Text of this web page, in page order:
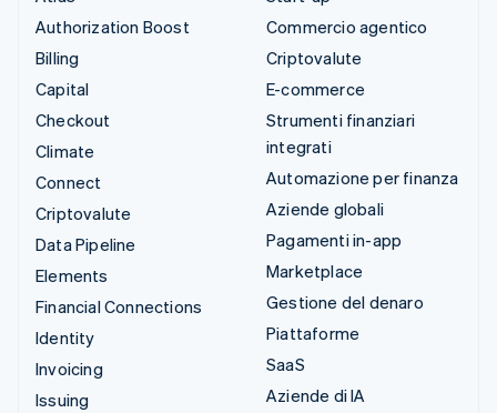
Authorization Boost
Billing
Capital
Checkout
Climate
Connect
Criptovalute
Data Pipeline
Elements
Financial Connections
Identity
Invoicing
Issuing
Commercio agentico
Criptovalute
E-commerce
Strumenti finanziari
integrati
Automazione per finanza
Aziende globali
Pagamenti in-app
Marketplace
Gestione del denaro
Piattaforme
SaaS
Aziende di IA